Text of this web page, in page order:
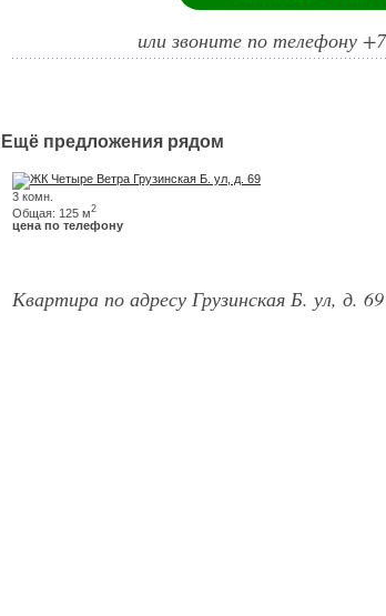
или звоните по телефону
Ещё предложения рядом
3 комн.
Общая: 125 м2
цена по телефону
Квартира по адресу Грузинская Б. ул, д.